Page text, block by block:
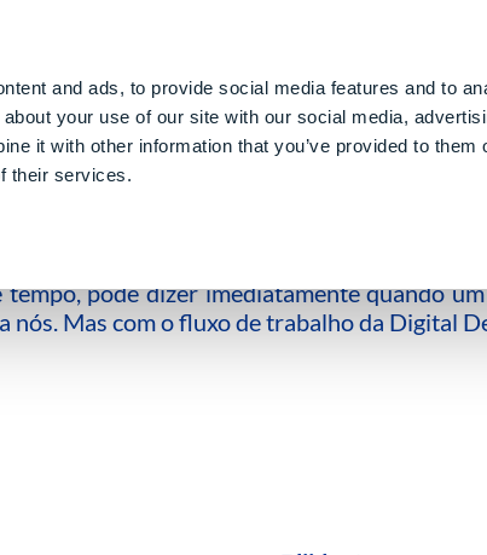
and ads, to provide social media features and to
your use of our site with our social media,
it with other information that you’ve provided to them
their services.
a Blijdent está
pode dizer imediatamente quando
Mas com o fluxo de trabalho da Digital